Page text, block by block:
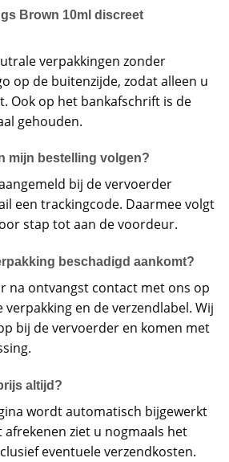
Brown 10ml discreet
verpakkingen zonder
op de buitenzijde, zodat alleen u
Ook op het bankafschrift is de
gehouden.
mijn bestelling volgen?
bij de vervoerder
een trackingcode. Daarmee volgt
stap tot aan de voordeur.
beschadigd aankomt?
na ontvangst contact met ons op
en de verzendlabel. Wij
bij de vervoerder en komen met
altijd?
wordt automatisch bijgewerkt
afrekenen ziet u nogmaals het
eventuele verzendkosten.